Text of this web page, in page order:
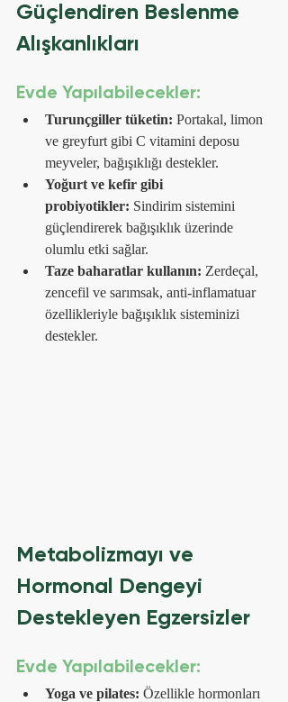
Güçlendiren Beslenme
Alışkanlıkları
Evde Yapılabilecekler:
Turunçgiller tüketin: Portakal, limon
ve greyfurt gibi C vitamini deposu
meyveler, bağışıklığı destekler.
Yoğurt ve kefir gibi
probiyotikler: Sindirim sistemini
güçlendirerek bağışıklık üzerinde
olumlu etki sağlar.
Taze baharatlar kullanın: Zerdeçal,
zencefil ve sarımsak, anti-inflamatuar
özellikleriyle bağışıklık sisteminizi
destekler.
Metabolizmayı ve
Hormonal Dengeyi
Destekleyen Egzersizler
Evde Yapılabilecekler:
Yoga ve pilates: Özellikle hormonları